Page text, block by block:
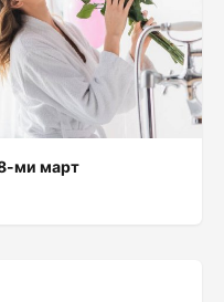
8-ми март